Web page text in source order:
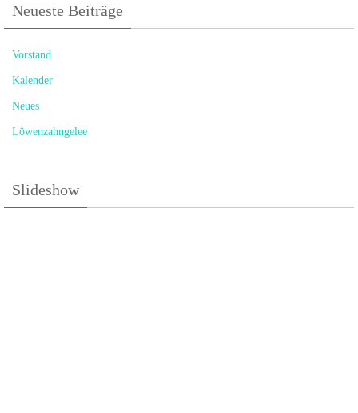
Neueste Beiträge
Vorstand
Kalender
Neues
Löwenzahngelee
Slideshow